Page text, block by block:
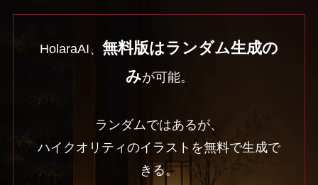
HolaraAI、 無料版はランダム生成の
みが可能。
ランダムではあるが、
ハイクオリティのイラストを無料で生成で
きる。